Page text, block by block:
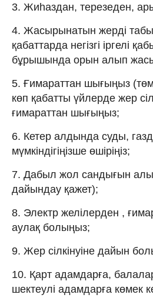
3. Жиhаздан, терезеден,
4. Жасырынатын жерді
қабаттарда негізгі іргелі
бұрышында орын алып
5. Ғимараттан шығыңыз
көп қабатты үйлерде жер
ғимараттан шығыңыз;
6. Кетер алдында суды,
мүмкіндігіңізше өшіріңіз;
7. Дабыл жол сандығын
дайындау қажет);
8. Электр желілерден ,
аулақ болыңыз;
9. Жер сілкінуіне дайын
10. Қарт адамдарға,
шектеулі адамдарға көмек